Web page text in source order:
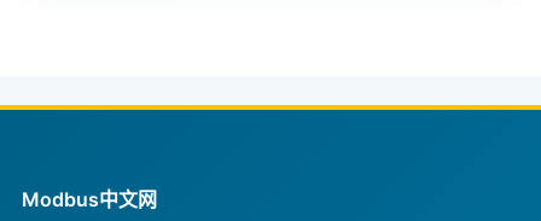
Modbus中文网